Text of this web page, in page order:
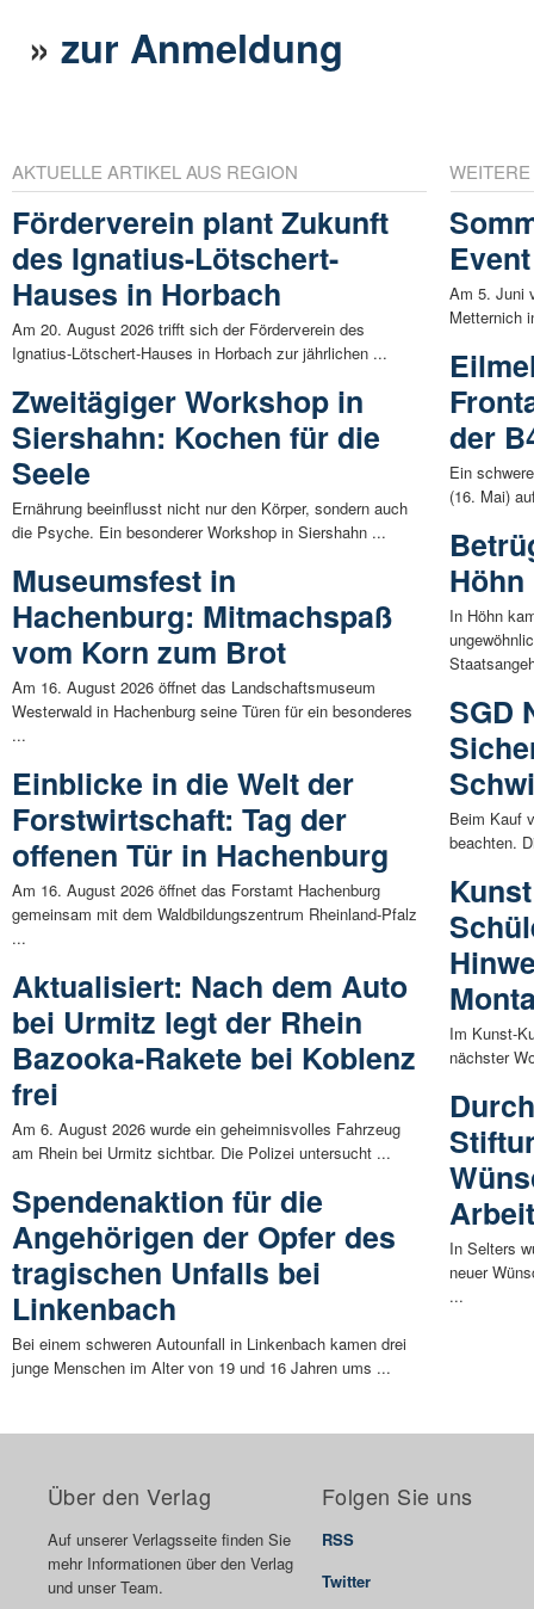
»zur Anmeldung
AKTUELLE ARTIKEL AUS REGION
Förderverein plant Zukunft
des Ignatius-Lötschert-
Hauses in Horbach
Am 20. August 2026 trifft sich der Förderverein des
Ignatius-Lötschert-Hauses in Horbach zur jährlichen ...
Zweitägiger Workshop in
Siershahn: Kochen für die
Seele
Ernährung beeinflusst nicht nur den Körper, sondern auch
die Psyche. Ein besonderer Workshop in Siershahn ...
Museumsfest in
Hachenburg: Mitmachspaß
vom Korn zum Brot
Am 16. August 2026 öffnet das Landschaftsmuseum
Westerwald in Hachenburg seine Türen für ein besonderes
...
Einblicke in die Welt der
Forstwirtschaft: Tag der
offenen Tür in Hachenburg
Am 16. August 2026 öffnet das Forstamt Hachenburg
gemeinsam mit dem Waldbildungszentrum Rheinland-Pfalz
...
Aktualisiert: Nach dem Auto
bei Urmitz legt der Rhein
Bazooka-Rakete bei Koblenz
frei
Am 6. August 2026 wurde ein geheimnisvolles Fahrzeug
am Rhein bei Urmitz sichtbar. Die Polizei untersucht ...
Spendenaktion für die
Angehörigen der Opfer des
tragischen Unfalls bei
Linkenbach
Bei einem schweren Autounfall in Linkenbach kamen drei
junge Menschen im Alter von 19 und 16 Jahren ums ...
Am 5. Juni
Metternich
der
Ein
(16. Mai)
Höhn
In Höhn
SGD
Beim Kauf
beachten.
Im Kunst-
nächster
In Selters
neuer
...
Über den Verlag
Auf unserer Verlagsseite finden Sie
mehr Informationen über den Verlag
und unser Team.
Folgen Sie uns
RSS
Twitter